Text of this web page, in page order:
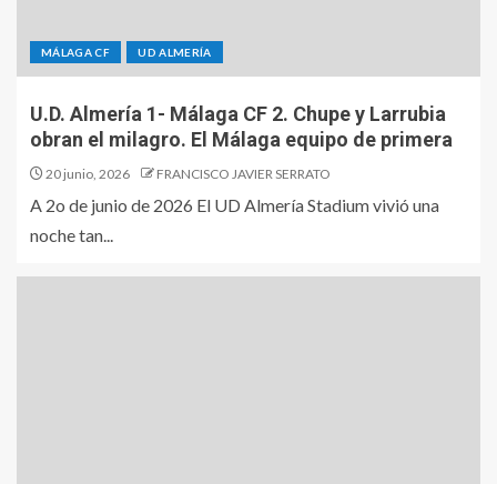
MÁLAGA CF UD ALMERÍA
U.D. Almería 1- Málaga CF 2. Chupe y Larrubia
obran el milagro. El Málaga equipo de primera
20 junio, 2026 FRANCISCO JAVIER SERRATO
A 2o de junio de 2026 El UD Almería Stadium vivió una
noche tan...